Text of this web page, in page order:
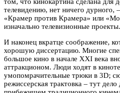
телевидению, нет ничего дурного,
«Крамер против Крамера» или
изначально телевизионные проекты.
И наконец вкратце соображение,
хорошую диссертацию. Многие
большое кино в начале XXI века
аттракционом. Люди ходят в
умопомрачительные трюки в 3D;
режиссерская трактовка – тут